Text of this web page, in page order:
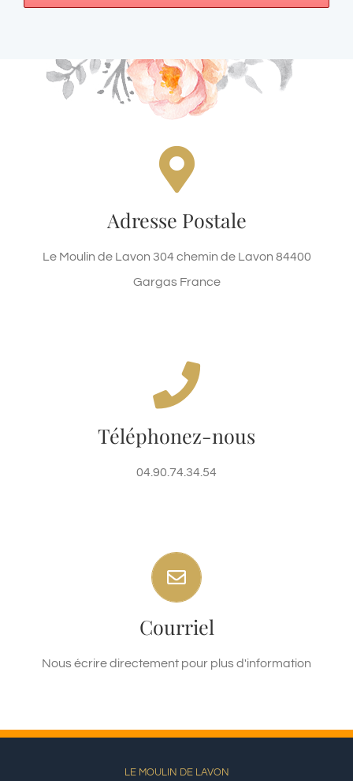
Adresse Postale
Le Moulin de Lavon 304 chemin de Lavon 84400
Gargas France
Le Moulin de Lavon
Gargas France
Téléphonez-nous
04.90.74.34.54
nous sommes là pour répondre
à vos questions
+33(0)4.90.74.34.54
Haut de Page
Courriel
Nous écrire directement pour plus d'information
Nous écrire directement
Formulaire de Contact
LE MOULIN DE LAVON